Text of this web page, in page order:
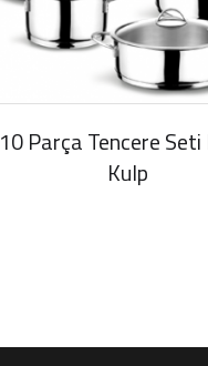
10 Parça Tencere
Kulp